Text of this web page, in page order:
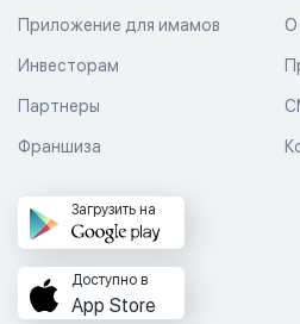
Приложение для имамов О
Инвесторам
Партнеры
Франшиза
Загрузить на
Доступно в
App Store